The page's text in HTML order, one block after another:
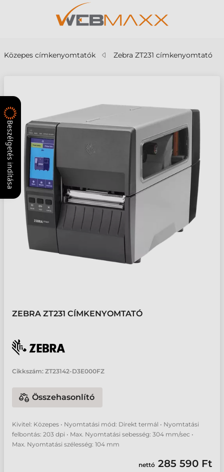
Közepes címkenyomtatók Zebra ZT231 címkenyomtató
ZEBRA ZT231 CÍMKENYOMTATÓ
Cikkszám: ZT23142-D3E000FZ
Összehasonlító
Kivitel: Közepes • Nyomtatási mód: Direkt termál • Nyomtatási
felbontás: 203 dpi • Max. Nyomtatási sebesség: 304 mm/sec •
Max. Nyomtatási szélesség: 104 mm
nettó 285 590 Ft
Beszélgetés indítása